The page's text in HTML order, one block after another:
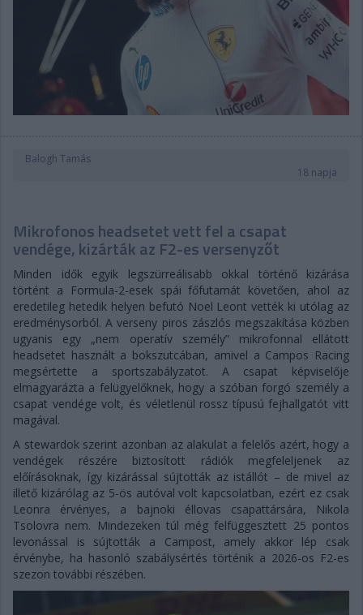
Balogh Tamás
18 napja
Mikrofonos headsetet vett fel a csapat
vendége, kizárták az F2-es versenyzőt
Minden idők egyik legszürreálisabb okkal történő kizárása
történt a Formula-2-esek spái főfutamát követően, ahol az
eredetileg hetedik helyen befutó Noel Leont vették ki utólag az
eredménysorból. A verseny piros zászlós megszakítása közben
ugyanis egy „nem operatív személy” mikrofonnal ellátott
headsetet használt a bokszutcában, amivel a Campos Racing
megsértette a sportszabályzatot. A csapat képviselője
elmagyarázta a felügyelőknek, hogy a szóban forgó személy a
csapat vendége volt, és véletlenül rossz típusú fejhallgatót vitt
magával.
A stewardok szerint azonban az alakulat a felelős azért, hogy a
vendégek részére biztosított rádiók megfeleljenek az
előírásoknak, így kizárással sújtották az istállót – de mivel az
illető kizárólag az 5-ös autóval volt kapcsolatban, ezért ez csak
Leonra érvényes, a bajnoki éllovas csapattársára, Nikola
Tsolovra nem. Mindezeken túl még felfüggesztett 25 pontos
levonással is sújtották a Campost, amely akkor lép csak
érvénybe, ha hasonló szabálysértés történik a 2026-os F2-es
szezon további részében.